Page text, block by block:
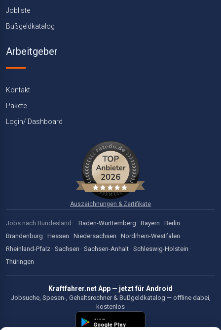
Jobliste
Bußgeldkatalog
Arbeitgeber
Kontakt
Pakete
Login/ Dashboard
Auszeichnungen & Zertifikate
Jobs nach Bundesland: Baden-Württemberg · Bayern · Berlin ·
Brandenburg · Hessen · Niedersachsen · Nordrhein-Westfalen ·
Rheinland-Pfalz · Sachsen · Sachsen-Anhalt · Schleswig-Holstein ·
Thüringen
Kraftfahrer.net App — jetzt für Android
Jobsuche, Spesen-, Gehaltsrechner & Bußgeldkatalog — offline dabei,
kostenlos